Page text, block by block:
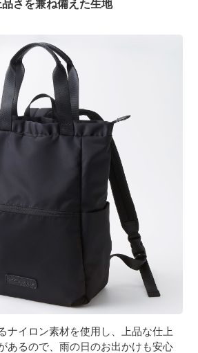
さを兼ね備えた生地
ナイロン素材を使用し、上品な仕上
あるので、雨の日のお出かけも安心